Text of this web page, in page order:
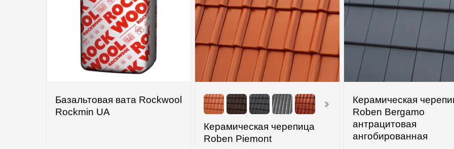
Базальтовая вата Rockwool
Rockmin UA
Керамическая черепица
Roben Piemont
Керамическая
Roben Bergamo
антрацитовая
ангобированная